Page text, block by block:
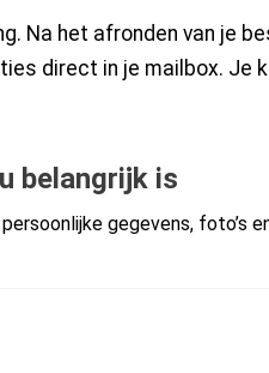
Na het afronden van je
direct in je mailbox. Je
belangrijk is
gegevens, foto’s